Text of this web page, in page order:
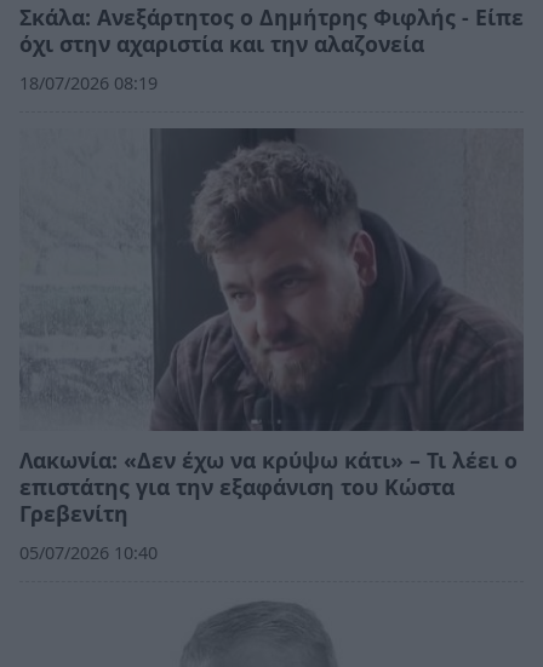
Σκάλα: Ανεξάρτητος ο Δημήτρης Φιφλής - Είπε
όχι στην αχαριστία και την αλαζονεία
18/07/2026 08:19
Λακωνία: «Δεν έχω να κρύψω κάτι» – Τι λέει ο
επιστάτης για την εξαφάνιση του Κώστα
Γρεβενίτη
05/07/2026 10:40